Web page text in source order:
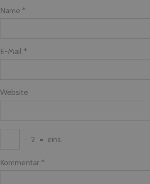
Name *
E-Mail *
Website
− 2 = eins
Kommentar *